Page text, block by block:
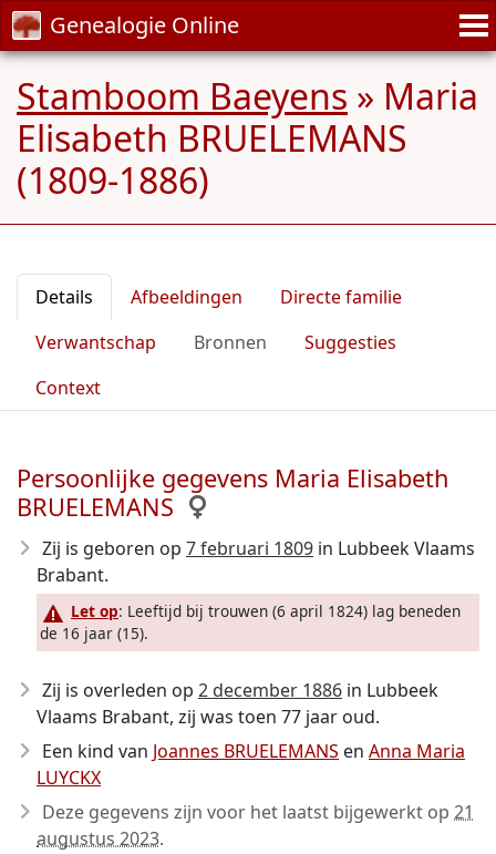
Genealogie Online
Stamboom Baeyens » Maria
Elisabeth BRUELEMANS
(1809-1886)
Details Afbeeldingen
Directe familie
Verwantschap
Bronnen
Suggesties
Context
Persoonlijke gegevens Maria Elisabeth
BRUELEMANS
Zij is geboren op 7 februari 1809 in Lubbeek Vlaams
Brabant.
Let op: Leeftijd bij trouwen (6 april 1824) lag beneden
de 16 jaar (15).
Zij is overleden op 2 december 1886 in Lubbeek
Vlaams Brabant, zij was toen 77 jaar oud.
Een kind van Joannes BRUELEMANS en Anna Maria
LUYCKX
Deze gegevens zijn voor het laatst bijgewerkt op 21
augustus 2023.